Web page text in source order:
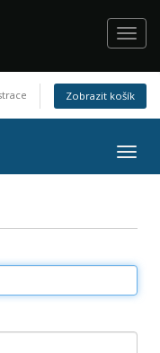
Zobrazit košík